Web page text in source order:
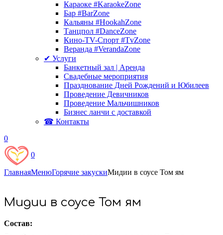
Караоке #KaraokeZone
Бар #BarZone
Кальяны #HookahZone
Танцпол #DanceZone
Кино-TV-Спорт #TvZone
Веранда #VerandaZone
✔ Услуги
Банкетный зал | Аренда
Свадебные мероприятия
Празднование Дней Рождений и Юбилеев
Проведение Девичников
Проведение Мальчишников
Бизнес ланчи с доставкой
☎ Контакты
0
0
ГлавнаяМенюГорячие закускиМидии в соусе Том ям
Мидии в соусе Том ям
Состав: